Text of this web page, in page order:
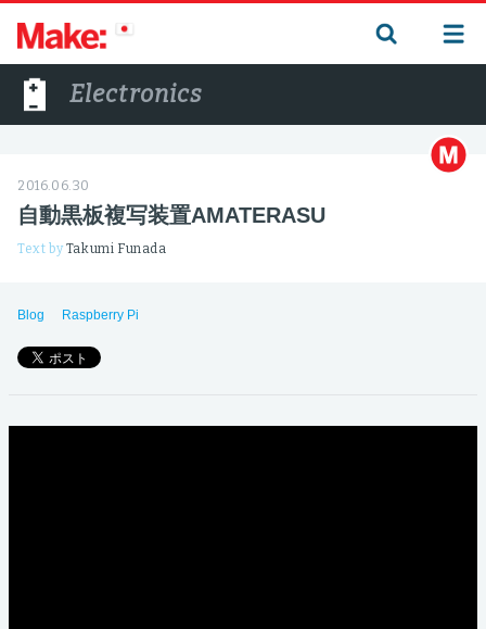
Electronics
2016.06.30
自動黒板複写装置AMATERASU
Text byTakumi Funada
Blog Raspberry Pi